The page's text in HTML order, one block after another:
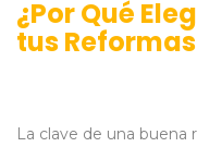
¿Por Qué
tus
La clave de una buena